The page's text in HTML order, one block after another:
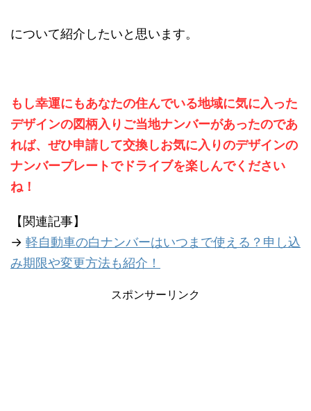
について紹介したいと思います。
もし幸運にもあなたの住んでいる地域に気に入った
デザインの図柄入りご当地ナンバーがあったのであ
れば、ぜひ申請して交換しお気に入りのデザインの
ナンバープレートでドライブを楽しんでください
ね！
【関連記事】
→ 軽自動車の白ナンバーはいつまで使える？申し込
み期限や変更方法も紹介！
スポンサーリンク